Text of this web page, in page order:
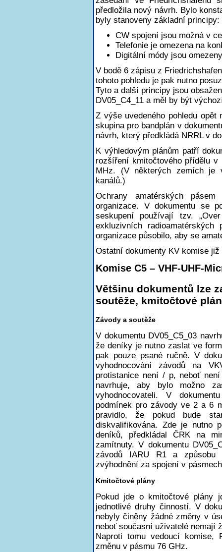
předložila nový návrh. Bylo
byly stanoveny základní principy:
CW spojení jsou možná v
Telefonie je omezena na
Digitální módy jsou
V bodě 6 zápisu z
tohoto pohledu je pak nutno
Tyto a další principy jsou
DV05_C4_11 a měl by být
Z výše uvedeného pohledu opět
skupina pro bandplán v
návrh, který předkládá NRRL v
K výhledovým plánům patří
rozšíření kmitočtového přídělu
MHz. (V některých zemích je
kanálů.)
Ochrany amatérských
organizace. V dokumentu se
seskupení používají tzv.
exkluzivních
organizace působilo, aby se
Ostatní dokumenty KV komise
Komise C5 – VHF-UHF-
Většinu dokumentů lze
soutěže, kmitočtové
Závody a soutěže
V dokumentu DV05_C5_03
že deníky je nutno zaslat ve
pak pouze psané ručně. V
vyhodnocování závodů na
protistanice není / p, neboť
navrhuje, aby bylo možno
vyhodnocovateli. V
podmínek pro závody ve 2 a 6
pravidlo, že pokud bude
diskvalifikována. Zde je nutno
deníků, předkládal ČRK na
zamítnuty. V dokumentu
závodů IARU R1 a způsobu
zvýhodnění za spojení v
Kmitočtové plány
Pokud jde o kmitočtové plány
jednotlivé druhy činností. V
nebyly činěny žádné změny v
neboť současní uživatelé nemají
Naproti tomu vedoucí komise,
změnu v pásmu 76 GHz.